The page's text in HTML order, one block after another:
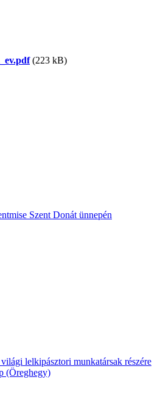
(223 kB)
Szent Donát ünnepén
lelkipásztori munkatársak részére
(Öreghegy)